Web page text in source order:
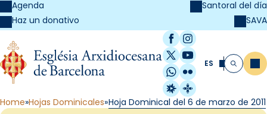
Agenda
Haz un donativo
Santoral del día
SAVA
Facebook
Instagram
X / Twitter
YouTube
WhatsApp
Flickr
Radio Estel
Catalunya
ES Buscar
Home Hojas Dominicales Hoja Dominical del 6 de marzo de 2011